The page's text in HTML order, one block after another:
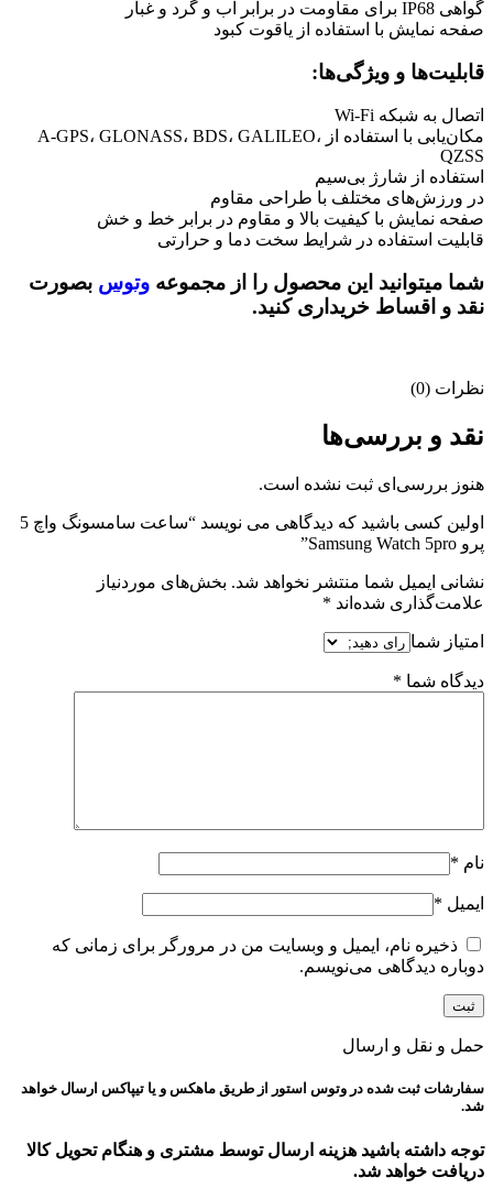
گواهی IP68 برای مقاومت در برابر آب و گرد و غبار
صفحه نمایش با استفاده از یاقوت کبود
قابلیت‌ها و ویژگی‌ها:
اتصال به شبکه Wi-Fi
مکان‌یابی با استفاده از A-GPS، GLONASS، BDS، GALILEO،
QZSS
استفاده از شارژ بی‌سیم
در ورزش‌های مختلف با طراحی مقاوم
صفحه نمایش با کیفیت بالا و مقاوم در برابر خط و خش
قابلیت استفاده در شرایط سخت دما و حرارتی
شما میتوانید این محصول را از مجموعه وتوس بصورت
نقد و اقساط خریداری کنید.
نظرات (0)
نقد و بررسی‌ها
هنوز بررسی‌ای ثبت نشده است.
اولین کسی باشید که دیدگاهی می نویسد “ساعت سامسونگ واچ 5
پرو Samsung Watch 5pro”
نشانی ایمیل شما منتشر نخواهد شد. بخش‌های موردنیاز
علامت‌گذاری شده‌اند *
امتیاز شما
دیدگاه شما *
نام *
ایمیل *
ذخیره نام، ایمیل و وبسایت من در مرورگر برای زمانی که
دوباره دیدگاهی می‌نویسم.
حمل و نقل و ارسال
سفارشات ثبت شده در وتوس استور از طریق ماهکس و یا تیپاکس ارسال خواهد
شد.
توجه داشته باشید هزینه ارسال توسط مشتری و هنگام تحویل کالا
دریافت خواهد شد.